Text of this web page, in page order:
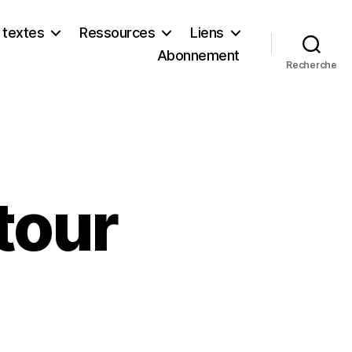
textes Ressources
Liens
Abonnement
Recherche